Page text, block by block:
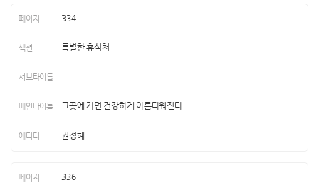
334
특별한 휴식처
그곳에 가면 건강하게 아름다워진다
권정혜
336